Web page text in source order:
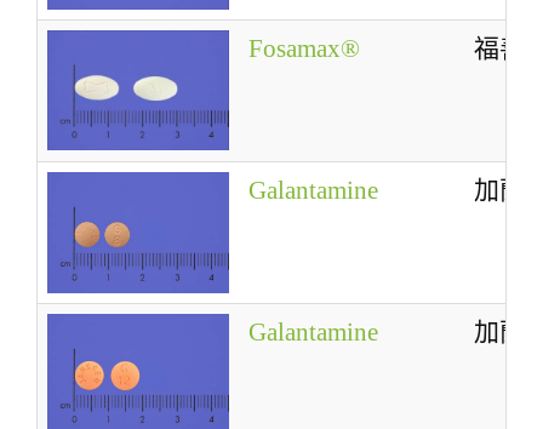
Fosamax® 福
Galantamine 加蘭
Galantamine 加蘭